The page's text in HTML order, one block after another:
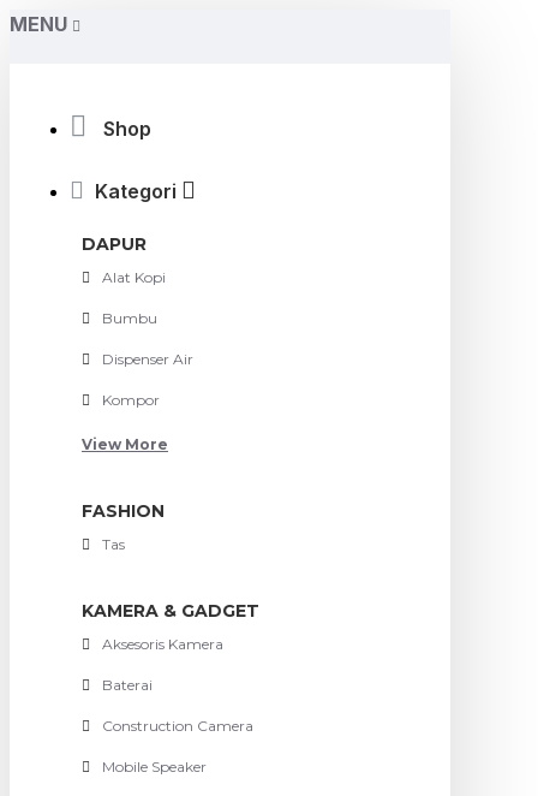
MENU
Shop
Kategori
DAPUR
Alat Kopi
Bumbu
Dispenser Air
Kompor
View More
FASHION
Tas
KAMERA & GADGET
Aksesoris Kamera
Baterai
Construction Camera
Mobile Speaker